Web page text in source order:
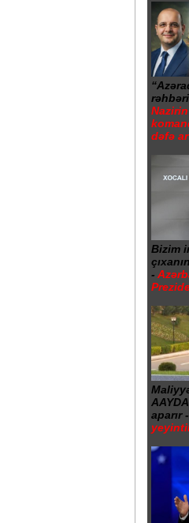
dəfə
Bizim
-
aparır -